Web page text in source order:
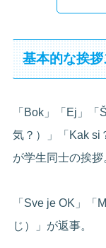
基本的な挨
「Bok」「Ej」
気？）」「Kak si
が学生同士の挨拶
「Sve je OK」「
じ）」が返事。